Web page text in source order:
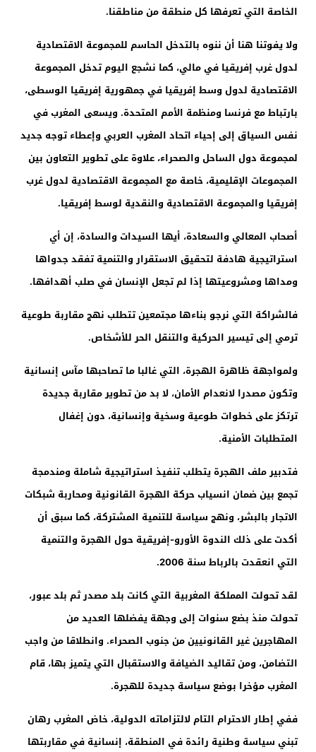
الخاصة التي تعرفها كل منطقة من مناطقنا.
ولا يفوتنا هنا أن ننوه بالتدخل الحاسم للمجموعة الاقتصادية
لدول غرب إفريقيا في مالي، كما نشجع اليوم تدخل المجموعة
الاقتصادية لدول وسط إفريقيا في جمهورية إفريقيا الوسطى،
بارتباط مع فرنسا ومنظمة الأمم المتحدة. ويسعى المغرب في
نفس السياق إلى إحياء اتحاد المغرب العربي وإعطاء توجه جديد
لمجموعة دول الساحل والصحراء، علاوة على تطوير التعاون بين
المجموعات الإقليمية، خاصة مع المجموعة الاقتصادية لدول غرب
إفريقيا والمجموعة الاقتصادية والنقدية لوسط إفريقيا.
أصحاب المعالي والسعادة، أيها السيدات والسادة، إن أي
استراتيجية هادفة لتحقيق الاستقرار والتنمية تفقد جدواها
ومداها ومشروعيتها إذا لم تجعل الإنسان في صلب أهدافها.
فالشراكة التي نرجو بناءها مجتمعين تتطلب نهج مقاربة طوعية
ترمي إلى تيسير الحركية والتنقل الحر للأشخاص.
ولمواجهة ظاهرة الهجرة، التي غالبا ما تصاحبها مآس إنسانية
وتكون مصدرا لانعدام الأمان، لا بد من تطوير مقاربة جديدة
ترتكز على خطوات طوعية وسخية وإنسانية، دون إغفال
المتطلبات الأمنية.
فتدبير ملف الهجرة يتطلب تنفيذ استراتيجية شاملة ومندمجة
تجمع بين ضمان انسياب حركة الهجرة القانونية ومحاربة شبكات
الاتجار بالبشر، ونهج سياسة للتنمية المشتركة، كما سبق أن
أكدت على ذلك الندوة الأورو-إفريقية حول الهجرة والتنمية
التي انعقدت بالرباط سنة 2006.
لقد تحولت المملكة المغربية التي كانت بلد مصدر ثم بلد عبور،
تحولت منذ بضع سنوات إلى وجهة يفضلها العديد من
المهاجرين غير القانونيين من جنوب الصحراء. وانطلاقا من واجب
التضامن، ومن تقاليد الضيافة والاستقبال التي يتميز بها، قام
المغرب مؤخرا بوضع سياسة جديدة للهجرة.
ففي إطار الاحترام التام لالتزاماته الدولية، خاض المغرب رهان
تبني سياسة وطنية رائدة في المنطقة، إنسانية في مقاربتها